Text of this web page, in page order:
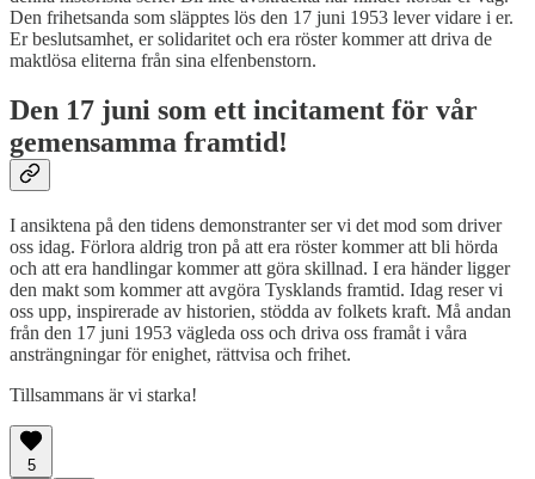
Den frihetsanda som släpptes lös den 17 juni 1953 lever vidare i er.
Er beslutsamhet, er solidaritet och era röster kommer att driva de
maktlösa eliterna från sina elfenbenstorn.
Den 17 juni som ett incitament för vår
gemensamma framtid!
I ansiktena på den tidens demonstranter ser vi det mod som driver
oss idag. Förlora aldrig tron på att era röster kommer att bli hörda
och att era handlingar kommer att göra skillnad. I era händer ligger
den makt som kommer att avgöra Tysklands framtid. Idag reser vi
oss upp, inspirerade av historien, stödda av folkets kraft. Må andan
från den 17 juni 1953 vägleda oss och driva oss framåt i våra
ansträngningar för enighet, rättvisa och frihet.
Tillsammans är vi starka!
5